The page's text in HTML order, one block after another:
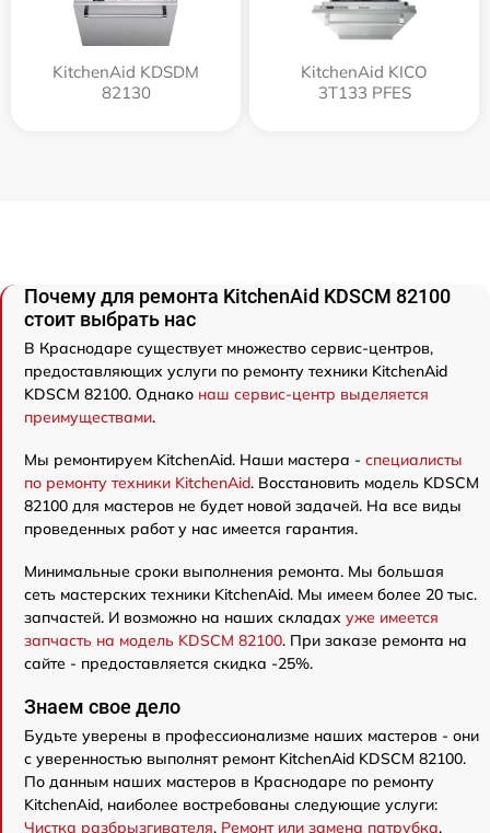
KitchenAid KDSDM
82130
KitchenAid KICO
3T133 PFES
Почему для ремонта KitchenAid KDSCM 82100
стоит выбрать нас
В Краснодаре существует множество сервис-центров,
предоставляющих услуги по ремонту техники KitchenAid
KDSCM 82100. Однако наш сервис-центр выделяется
преимуществами.
Мы ремонтируем KitchenAid. Наши мастера - специалисты
по ремонту техники KitchenAid. Восстановить модель KDSCM
82100 для мастеров не будет новой задачей. На все виды
проведенных работ у нас имеется гарантия.
Минимальные сроки выполнения ремонта. Мы большая
сеть мастерских техники KitchenAid. Мы имеем более 20 тыс.
запчастей. И возможно на наших складах уже имеется
запчасть на модель KDSCM 82100. При заказе ремонта на
сайте - предоставляется скидка -25%.
Знаем свое дело
Будьте уверены в профессионализме наших мастеров - они
с уверенностью выполнят ремонт KitchenAid KDSCM 82100.
По данным наших мастеров в Краснодаре по ремонту
KitchenAid, наиболее востребованы следующие услуги:
Чистка разбрызгивателя, Ремонт или замена патрубка,